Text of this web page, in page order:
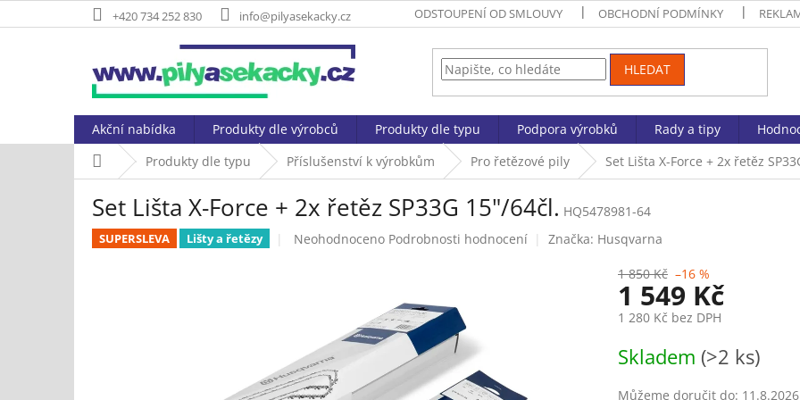
na
+420 734 252 830 info@pilyasekacky.cz ODSTOUPENÍ OD SMLOUVY OBCHODNÍ PODMÍNKY
HLEDAT
Akční nabídka Produkty dle výrobců Produkty dle typu Podpora výrobků Rady a tipy
Domů Produkty dle typu Příslušenství k výrobkům Pro řetězové pily Set Lišta X-Force + 2x řetěz
Set Lišta X-Force + 2x řetěz SP33G 15"/64čl. HQ5478981-64
SUPERSLEVA Lišty a řetězy
Průměrné
hvězdiček.
Neohodnoceno Podrobnosti hodnocení Značka: Husqvarna
1 850 Kč –16 %
1 549 Kč
1 280 Kč bez DPH
cena:
Skladem (>2 ks)
Můžeme doručit do: 11.8.2026